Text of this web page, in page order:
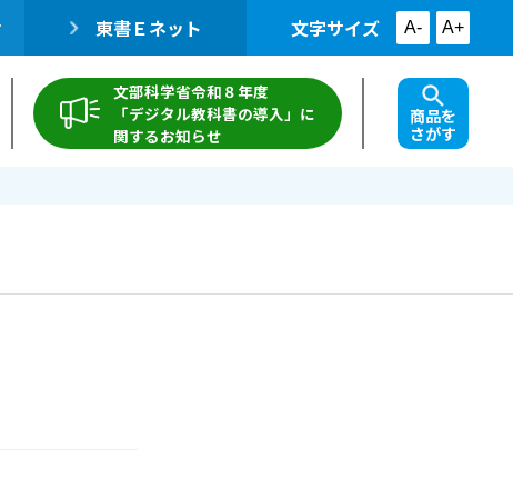
東書Ｅネット 文字サイズ A- A+
文部科学省令和８年度
「デジタル教科書の導入」に
関するお知らせ
商品を
さがす